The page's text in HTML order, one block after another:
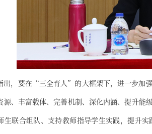
出，要在“三全育人”的大框架下，进一步加
源、丰富载体、完善机制、深化内涵、提升能
生联合组队、支持教师指导学生实践，提升